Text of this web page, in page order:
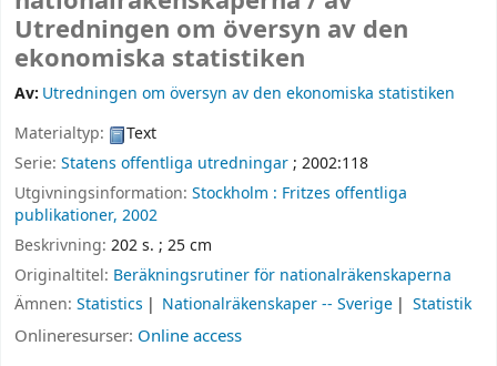
Utredningen om översyn av den
ekonomiska statistiken
Av: Utredningen om översyn av den ekonomiska statistiken
Materialtyp:
Text
Serie: Statens offentliga utredningar; 2002:118
Utgivningsinformation: Stockholm : Fritzes offentliga
publikationer, 2002
Beskrivning: 202 s. ; 25 cm
Originaltitel: Beräkningsrutiner för nationalräkenskaperna
Ämnen: Statistics Nationalräkenskaper -- Sverige Statistik
Onlineresurser: Online access